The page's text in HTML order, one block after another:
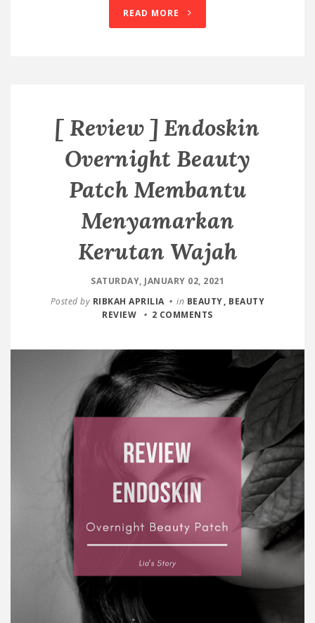
READ MORE
[ Review ] Endoskin
Overnight Beauty
Patch Membantu
Menyamarkan
Kerutan Wajah
SATURDAY, JANUARY 02, 2021
Posted by RIBKAH APRILIA in BEAUTY BEAUTY
REVIEW
2 COMMENTS